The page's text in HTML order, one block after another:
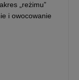
„reżimu”
i owocowanie